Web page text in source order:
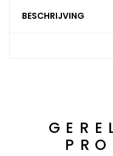
BESCHRIJVING